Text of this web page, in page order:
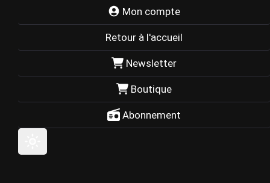
Mon compte
Retour à l'accueil
Newsletter
Boutique
Abonnement